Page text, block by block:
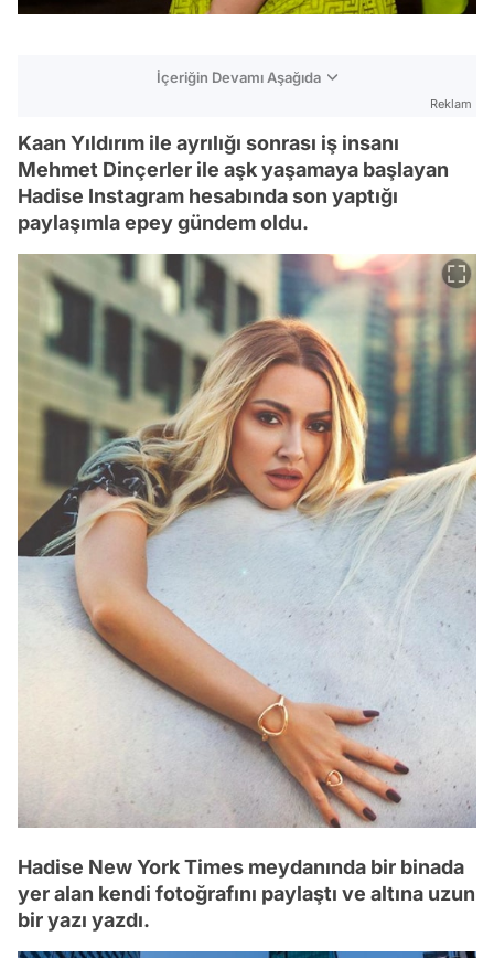
İçeriğin Devamı Aşağıda
Reklam
Kaan Yıldırım ile ayrılığı sonrası iş insanı
Mehmet Dinçerler ile aşk yaşamaya başlayan
Hadise Instagram hesabında son yaptığı
paylaşımla epey gündem oldu.
Hadise New York Times meydanında bir binada
yer alan kendi fotoğrafını paylaştı ve altına uzun
bir yazı yazdı.